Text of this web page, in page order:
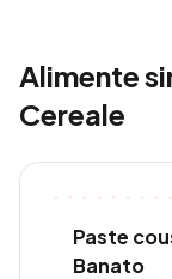
Alimente
Cereale
Paste
Banato